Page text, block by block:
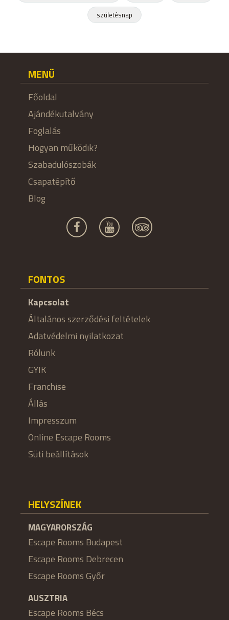
születésnap
MENÜ
Főoldal
Ajándékutalvány
Foglalás
Hogyan működik?
Szabadulószobák
Csapatépítő
Blog
FONTOS
Kapcsolat
Általános szerződési feltételek
Adatvédelmi nyilatkozat
Rólunk
GYIK
Franchise
Állás
Impresszum
Online Escape Rooms
Süti beállítások
HELYSZÍNEK
MAGYARORSZÁG
Escape Rooms Budapest
Escape Rooms Debrecen
Escape Rooms Győr
AUSZTRIA
Escape Rooms Bécs